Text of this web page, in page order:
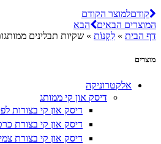
קודםלמוצר הקודם
המוצרים הבאים
הבא
דף הבית » לִקְנוֹת » שקיות תבלינים
מוצרים
אלקטרוניקה
דיסק און קי ממותג
דיסק און קי בצורות
דיסק און קי בצורת
דיסק און קי בצורת